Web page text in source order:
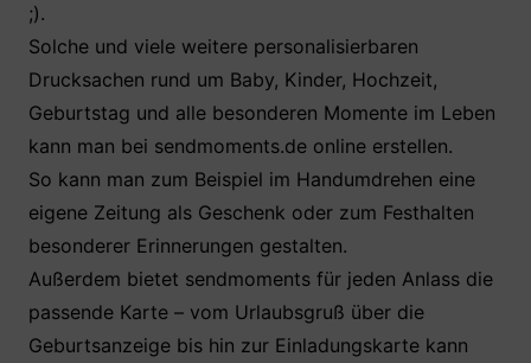
k
;).
Solche und viele weitere personalisierbaren
Drucksachen rund um Baby, Kinder, Hochzeit,
Geburtstag und alle besonderen Momente im Leben
kann man bei sendmoments.de online erstellen.
So kann man zum Beispiel im Handumdrehen eine
eigene Zeitung als Geschenk oder zum Festhalten
besonderer Erinnerungen gestalten.
Außerdem bietet sendmoments für jeden Anlass die
passende Karte – vom Urlaubsgruß über die
Geburtsanzeige bis hin zur Einladungskarte kann